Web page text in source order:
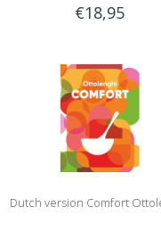
€18,95
Dutch version Comfort